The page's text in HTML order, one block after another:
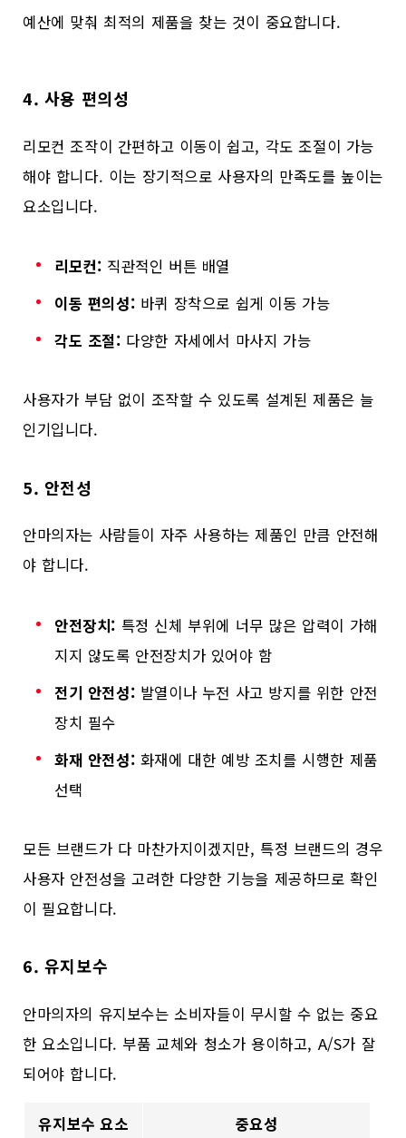
예산에 맞춰 최적의 제품을 찾는 것이 중요합니다.
4. 사용 편의성
리모컨 조작이 간편하고 이동이 쉽고, 각도 조절이 가능
해야 합니다. 이는 장기적으로 사용자의 만족도를 높이는
요소입니다.
리모컨: 직관적인 버튼 배열
이동 편의성: 바퀴 장착으로 쉽게 이동 가능
각도 조절: 다양한 자세에서 마사지 가능
사용자가 부담 없이 조작할 수 있도록 설계된 제품은 늘
인기입니다.
5. 안전성
안마의자는 사람들이 자주 사용하는 제품인 만큼 안전해
야 합니다.
안전장치: 특정 신체 부위에 너무 많은 압력이 가해
지지 않도록 안전장치가 있어야 함
전기 안전성: 발열이나 누전 사고 방지를 위한 안전
장치 필수
화재 안전성: 화재에 대한 예방 조치를 시행한 제품
선택
모든 브랜드가 다 마찬가지이겠지만, 특정 브랜드의 경우
사용자 안전성을 고려한 다양한 기능을 제공하므로 확인
이 필요합니다.
6. 유지보수
안마의자의 유지보수는 소비자들이 무시할 수 없는 중요
한 요소입니다. 부품 교체와 청소가 용이하고, A/S가 잘
되어야 합니다.
유지보수 요소
중요성